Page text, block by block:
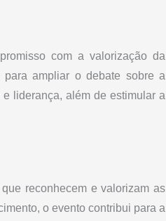
com a valorização da
ampliar o debate sobre a
liderança, além de estimular a
reconhecem e valorizam as
o evento contribui para a